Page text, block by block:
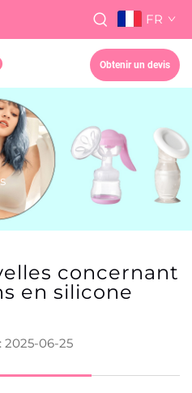
FR
Obtenir un devis
concernant
en silicone
2025-06-25